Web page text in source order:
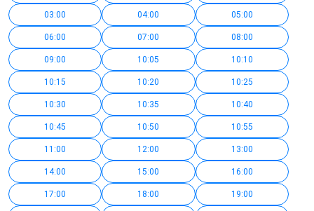
03:00 04:00 05:00
06:00 07:00 08:00
09:00 10:05 10:10
10:15 10:20 10:25
10:30 10:35 10:40
10:45 10:50 10:55
11:00 12:00 13:00
14:00 15:00 16:00
17:00 18:00 19:00